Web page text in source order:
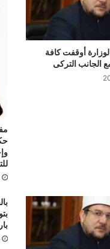
خطبة
خطبة
(جَبْرِ
خُطْبَةُ
مُحَمَّدُ
خطبة
مسعد
أوقفت كافة
الجانب التركى